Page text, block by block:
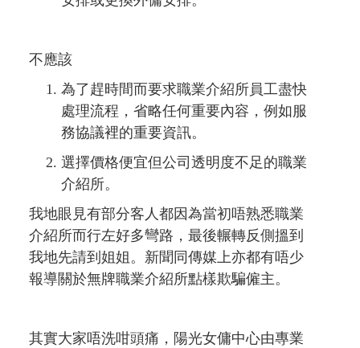
不應該
為了趕時間而要求職業介紹所員工盡快
處理流程，省略任何重要內容，例如服
務協議裡的重要資訊。
選擇價格便宜但公司透明度不足的職業
介紹所。
我地眼見有部分客人都因為當初唔熟悉職業
介紹所而行左好多彎路，最後輾轉反側搵到
我地先請到姐姐。新聞同傳媒上亦都有唔少
報導關於無牌職業介紹所點樣欺騙僱主。
其實大家唔洗咁頭痛，陽光女傭中心由專業